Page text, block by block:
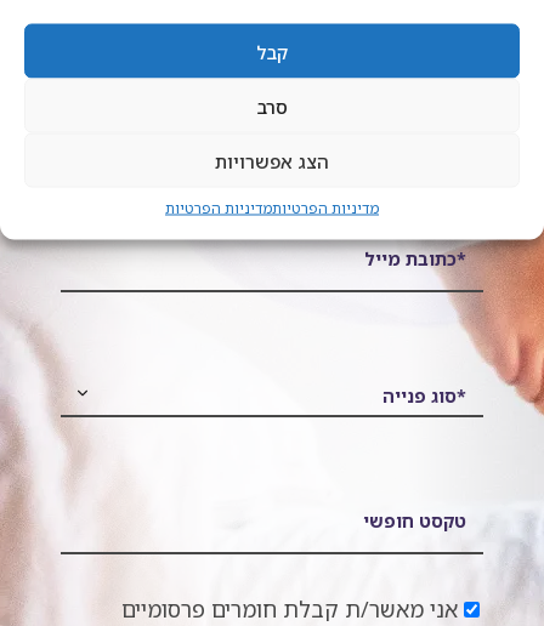
קבל
סרב
הצג אפשרויות
מדיניות הפרטיותמדיניות הפרטיות
*כתובת מייל
*סוג פנייה
טקסט חופשי
אני מאשר/ת קבלת חומרים פרסומיים